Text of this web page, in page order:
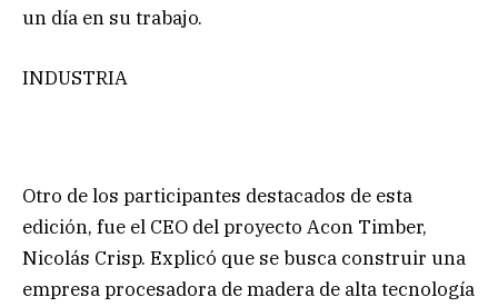
un día en su trabajo.
INDUSTRIA
Otro de los participantes destacados de esta
edición, fue el CEO del proyecto Acon Timber,
Nicolás Crisp. Explicó que se busca construir una
empresa procesadora de madera de alta tecnología